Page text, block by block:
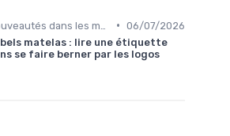
• 06/07/2026
matelas : lire une étiquette
se faire berner par les logos